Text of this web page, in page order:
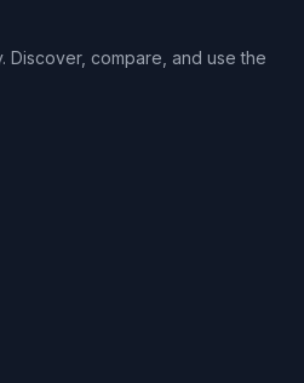
Discover, compare, and use the